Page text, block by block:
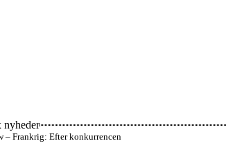
– Frankrig: Efter konkurrencen